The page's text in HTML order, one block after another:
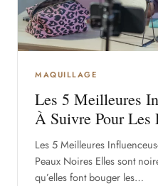
MAQUILLAGE
Les 5 Meilleures
À Suivre Pour Les
Les 5 Meilleures
Peaux Noires Elles sont
qu’elles font bouger les…